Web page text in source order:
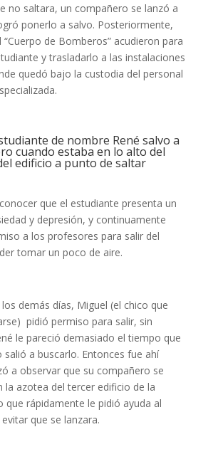
no saltara, un compañero se lanzó a
ponerlo a salvo. Posteriormente,
de Bomberos” acudieron para
y trasladarlo a las instalaciones
quedó bajo la custodia del personal
de nombre René salvo a
cuando estaba en lo alto del
edificio a punto de saltar
que el estudiante presenta un
y depresión, y continuamente
a los profesores para salir del
tomar un poco de aire.
demás días, Miguel (el chico que
pidió permiso para salir, sin
le pareció demasiado el tiempo que
a buscarlo. Entonces fue ahí
a observar que su compañero se
la azotea del tercer edificio de la
que rápidamente le pidió ayuda al
que se lanzara.